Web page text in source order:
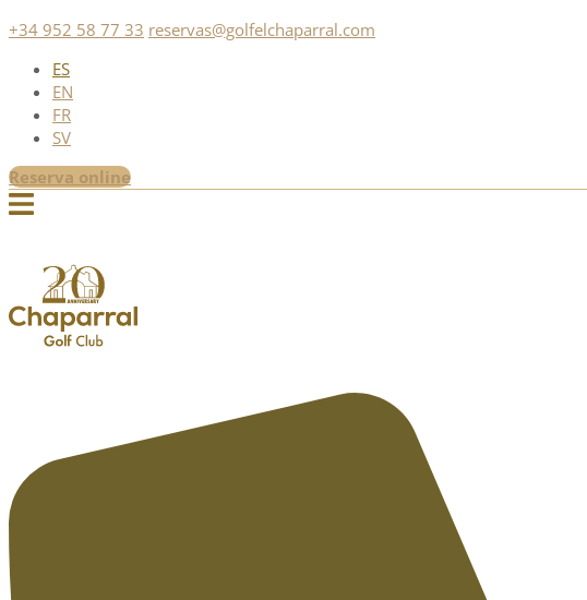
+34 952 58 77 33 reservas@golfelchaparral.com
ES
EN
FR
SV
Reserva online